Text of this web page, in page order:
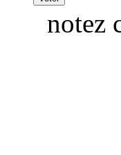
notez